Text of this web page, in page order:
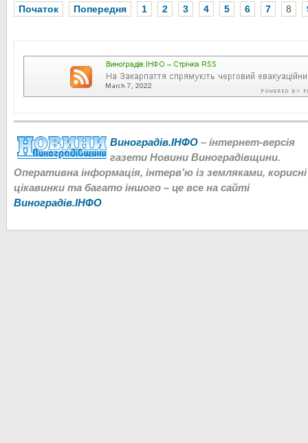
Початок
Попередня 1 2 3 4 5 6 7 8
Виноградів.ІНФО – інтернет-версія
газети Новини Виноградівщини.
Оперативна інформація, інтерв’ю із земляками, корисні
цікавинки та багато іншого – це все на сайті
Виноградів.ІНФО